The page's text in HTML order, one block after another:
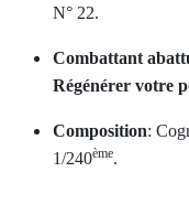
N° 22.
Combattant
Régénérer votre
Composition:
1/240ème.